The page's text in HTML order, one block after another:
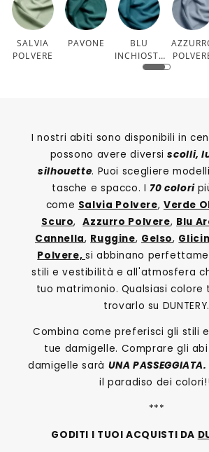
SALVIA
POLVERE
PAVONE
BLU
INCHIOSTR
O
I nostri abiti sono disponibili in
possono avere diversiscolli,
silhouette. Puoi scegliere
tasche e spacco. I70 colori
come Salvia Polvere, Verde
Scuro,Azzurro Polvere, Blu
Cannella, Ruggine, Gelso,
Polvere, si abbinano
stili e vestibilità e all'atmosfera
tuo matrimonio. Qualsiasi colore
trovarlo su DUNTERY.
Combina come preferisci gli stili
tue damigelle. Comprare gli
damigelle sarà UNA PASSEGGIATA.
il paradiso dei
***
GODITI I TUOI ACQUISTI DA